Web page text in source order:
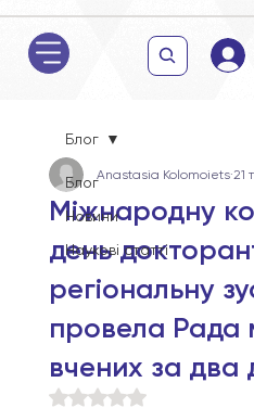
Блог
Новини
Наукові статті
Блог
Міжнародну
день
регіональну
провела Рада
вчених за два
Anastasia Kolomoiets 21
Оцінка: NaN з 5 зірок.